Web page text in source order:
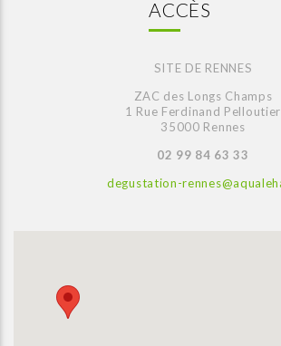
ACCÈS
SITE DE RENNES
ZAC des Longs Champs
1 Rue Ferdinand Pelloutier
35000 Rennes
02 99 84 63 33
degustation-